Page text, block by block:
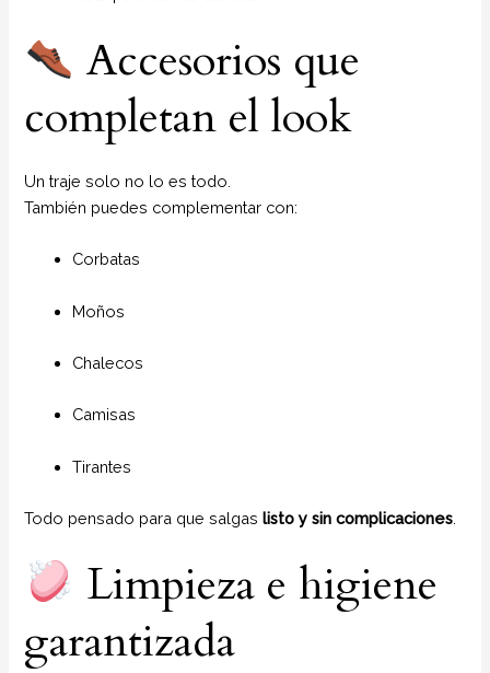
Accesorios que
completan el look
Un traje solo no lo es todo.
También puedes complementar con:
Corbatas
Moños
Chalecos
Camisas
Tirantes
Todo pensado para que salgaslisto y sin complicaciones
Limpieza e higiene
garantizada